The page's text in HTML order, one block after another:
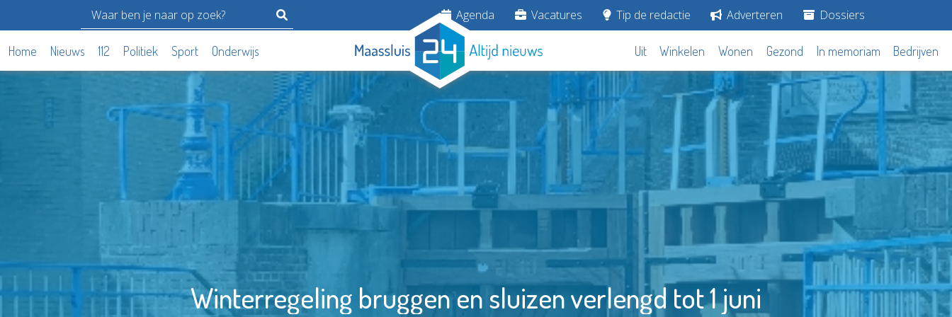
Agenda Vacatures Tip de redactie Adverteren Dossiers
Home Nieuws 112 Politiek Sport Onderwijs Uit Winkelen Wonen Gezond In memoriam Bedrijven
Winterregeling bruggen en sluizen verlengd tot 1 juni